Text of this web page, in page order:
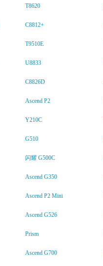
T8620
C8812+
T9510E
U8833
C8826D
Ascend P2
Y210C
G510
闪耀 G500C
Ascend G350
Ascend P2 Mini
Ascend G526
Prism
Ascend G700